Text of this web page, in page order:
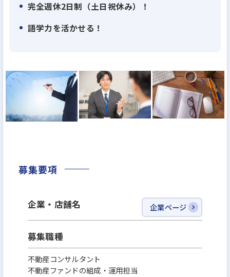
年の約850億円から2026年に1兆5,331億円に成長する
予測がされており、成長期待の高いマーケットの中
この度更なる事業拡大のため、当社ビジネスライン
の現物不動産領域CREAL PB事業における、新規人員
の募集となります。
2023年3月期
・売上高：16,436百万円
2024年3月期
・売上高：21,044百万円
・経常利益：941百万円
■就業場所の変更の範囲: 変更なし
■従事すべき業務の変更の範囲（雇入れ直後）上記
完全週休2日制（土日祝休み）！
語学力を活かせる！
募集要項
企業・店舗名 企業ページ
募集職種
不動産コンサルタント
不動産ファンドの組成・運用担当